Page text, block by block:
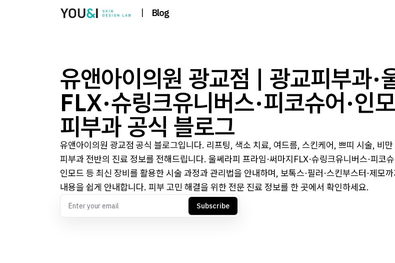
| Blog
유앤아이의원 광교점 | 광교피부과·
FLX·슈링크유니버스·피코슈어·인
피부과 공식 블로그
유앤아이의원 광교점 공식 블로그입니다. 리프팅, 색소 치료, 여드름, 스킨케어, 쁘띠 시술, 비만
피부과 전반의 진료 정보를 전해드립니다. 울쎄라피 프라임·써마지FLX·슈링크유니버스·피코슈
인모드 등 최신 장비를 활용한 시술 과정과 관리법을 안내하며, 보톡스·필러·스킨부스터·제모
내용을 쉽게 안내합니다. 피부 고민 해결을 위한 전문 진료 정보를 한 곳에서 확인하세요.
Subscribe